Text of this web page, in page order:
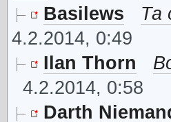
Basilews
Та
4.2.2014, 0:49
Ilan Thorn
4.2.2014, 0:58
Darth